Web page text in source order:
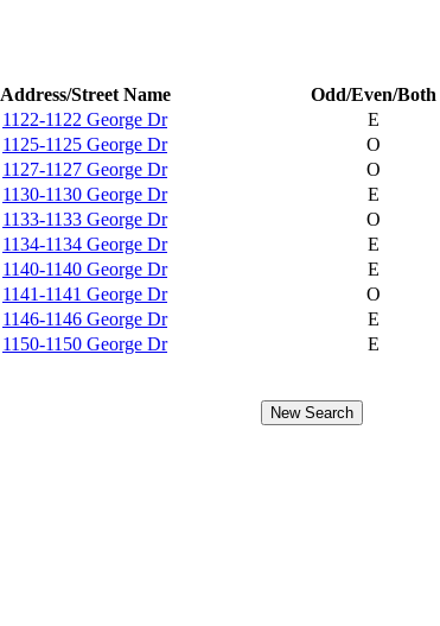
Address/Street Name
Odd/Even/Both
1122-1122 George Dr
E
1125-1125 George Dr
O
1127-1127 George Dr
O
1130-1130 George Dr
E
1133-1133 George Dr
O
1134-1134 George Dr
E
1140-1140 George Dr
E
1141-1141 George Dr
O
1146-1146 George Dr
E
1150-1150 George Dr
E